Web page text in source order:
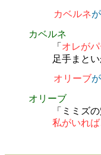
カベルネ
カベルネ
「 オレが
足手まと
オリーブ
オリーブ
「ミミズ
私がいれ